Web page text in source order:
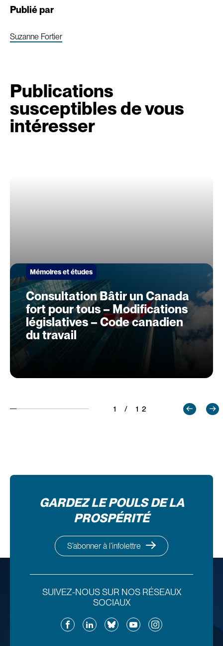
Publié par
Suzanne Fortier
Publications
susceptibles de vous
intéresser
Mémoires et études
Consultation Bâtir un Canada
fort pour tous – Modifications
législatives – Code canadien
du travail
1 / 12
GARDEZ LE POULS DE LA
PROSPÉRITÉ
S’abonner à l’infolettre
SUIVEZ-NOUS SUR NOS RÉSEAUX
SOCIAUX
FacebookLinkedInBlueskyYouTubeInstagram